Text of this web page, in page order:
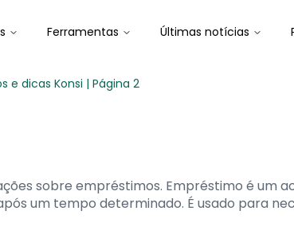
Ferramentas Últimas notícias
e dicas Konsi | Página 2
sobre empréstimos. Empréstimo é um
um tempo determinado. É usado para